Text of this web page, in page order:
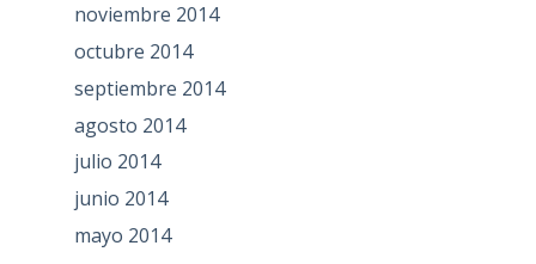
noviembre 2014
octubre 2014
septiembre 2014
agosto 2014
julio 2014
junio 2014
mayo 2014